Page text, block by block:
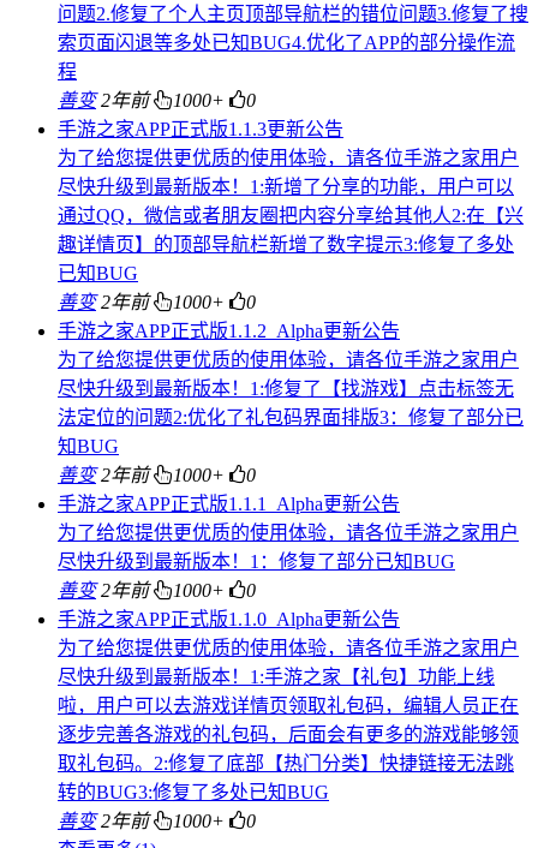
问题2.修复了个人主页顶部导航栏的错位问题3.修复了搜
索页面闪退等多处已知BUG4.优化了APP的部分操作流
程
善变 2年前 1000+
0
手游之家APP正式版1.1.3更新公告
为了给您提供更优质的使用体验，请各位手游之家用户
尽快升级到最新版本！1:新增了分享的功能，用户可以
通过QQ，微信或者朋友圈把内容分享给其他人2:在【兴
趣详情页】的顶部导航栏新增了数字提示3:修复了多处
已知BUG
善变 2年前 1000+
0
手游之家APP正式版1.1.2_Alpha更新公告
为了给您提供更优质的使用体验，请各位手游之家用户
尽快升级到最新版本！1:修复了【找游戏】点击标签无
法定位的问题2:优化了礼包码界面排版3：修复了部分已
知BUG
善变 2年前 1000+
0
手游之家APP正式版1.1.1_Alpha更新公告
为了给您提供更优质的使用体验，请各位手游之家用户
尽快升级到最新版本！1：修复了部分已知BUG
善变 2年前 1000+
0
手游之家APP正式版1.1.0_Alpha更新公告
为了给您提供更优质的使用体验，请各位手游之家用户
尽快升级到最新版本！1:手游之家【礼包】功能上线
啦，用户可以去游戏详情页领取礼包码，编辑人员正在
逐步完善各游戏的礼包码，后面会有更多的游戏能够领
取礼包码。2:修复了底部【热门分类】快捷链接无法跳
转的BUG3:修复了多处已知BUG
善变 2年前 1000+
0